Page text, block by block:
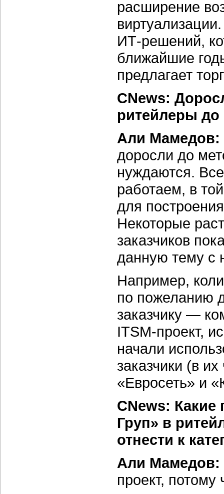
расширение
ИТ-решений,
ближайшие
предлагает
CNews:
ритейлеры до
Али Мамедов:
доросли до
нуждаются.
работаем, в
для
Некоторые
заказчиков
данную тему с
Например,
по пожеланию
заказчику —
ITSM-проект,
начали
заказчики (в
«Евросеть» и
CNews:
Груп» в
отнести к
Али Мамедов:
проект,